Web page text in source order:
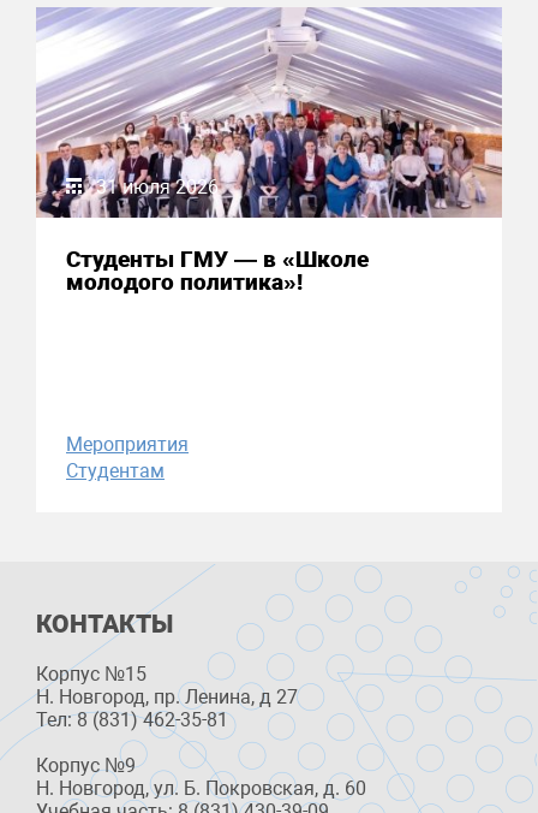
31 июля 2026
Студенты ГМУ — в «Школе
молодого политика»!
Мероприятия
Студентам
КОНТАКТЫ
Корпус №15
Н. Новгород, пр. Ленина, д 27
Тел: 8 (831) 462-35-81
Корпус №9
Н. Новгород, ул. Б. Покровская, д. 60